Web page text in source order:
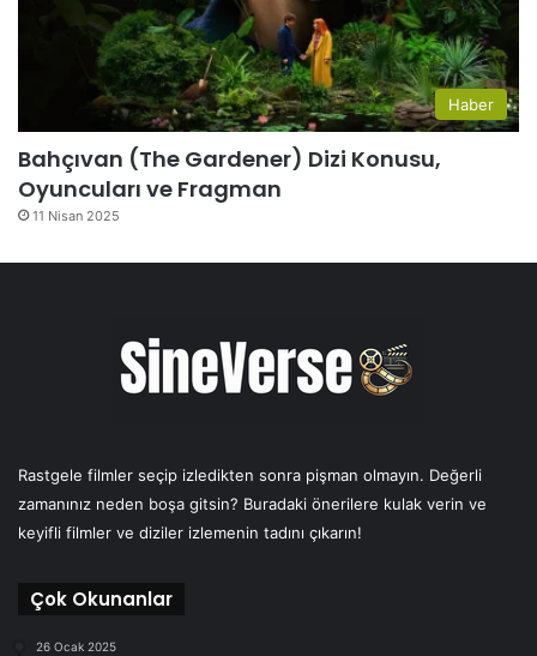
Haber
Bahçıvan (The Gardener) Dizi Konusu,
Oyuncuları ve Fragman
11 Nisan 2025
Rastgele filmler seçip izledikten sonra pişman olmayın. Değerli
zamanınız neden boşa gitsin? Buradaki önerilere kulak verin ve
keyifli filmler ve diziler izlemenin tadını çıkarın!
Çok Okunanlar
26 Ocak 2025